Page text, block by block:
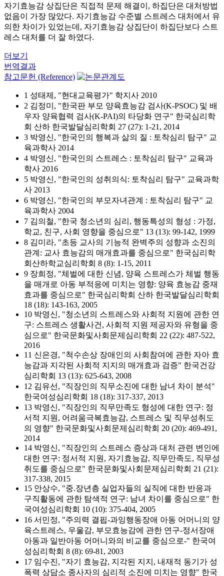
자기효능감 상집단은 직접적 문제 해결이, 하집단은 대처방법
없음이 가장 많았다. 자기효능감 수준별 스트레스 대처에서 유
의한 차이가 있었는데, 자기효능감 상집단이 하집단보다 스트
레스 대처를 더 잘 하였다.
더보기
번역결과
참고문헌 (Reference)
1 성태제, "현대교육평가" 학지사 2010
2 김정미, "한국판 부모 양육효능감 검사(K-PSOC) 및 배
우자 양육협력 검사(K-PAI)의 타당화 연구" 한국심리학
회 산하 한국발달심리학회 27 (27): 1-21, 2014
3 박영신, "한국인의 행복과 삶의 질 : 토착심리 탐구" 교
육과학사 2014
4 박영신, "한국인의 스트레스 : 토착심리 탐구" 교육과
학사 2016
5 박영신, "한국인의 성취의식: 토착심리 탐구" 교육과학
사 2013
6 박영신, "한국인의 부모자녀관계 : 토착심리 탐구" 교
육과학사 2004
7 김의철, "한국 청소년의 심리, 행동특성의 형성 : 가정,
학교, 친구, 사회 영향을 중심으로" 13 (13): 99-142, 1999
8 김미라, "초등 교사의 기능적 완벽주의 성향과 소진의
관계: 교사 효능감의 매개효과를 중심으로" 한국심리학
회산하학교심리학회 8 (8): 1-15, 2011
9 장희정, "체벌에 대한 신념, 양육 스트레스가 체벌 행동
을 매개로 아동 부적응에 미치는 영향: 양육 효능감 중재
효과를 중심으로" 한국심리학회 산하 한국발달심리학회
18 (18): 143-163, 2005
10 박영신, "청소년의 스트레스와 사회적 지원에 관한 연
구: 스트레스 생활사건, 사회적 지원 제공자와 유형을 중
심으로" 한국문화및사회문제심리학회 22 (22): 487-522,
2016
11 신은경, "척수손상 장애인의 사회참여에 관한 자아 효
능감과 지각된 사회적 지지의 매개효과 검증" 한국건강
심리학회 13 (13): 625-643, 2008
12 김유선, "직장인의 직무소진에 대한 남녀 차이 분석"
한국여성심리학회 18 (18): 317-337, 2013
13 박영신, "직장인의 직무만족도 형성에 대한 연구: 정
서적 지원, 어려움극복효능감, 스트레스 및 직무성취도
의 영향" 한국문화및사회문제심리학회 20 (20): 469-491,
2014
14 박영신, "직장인의 스트레스 증상과 대처 관련 변인에
대한 연구: 정서적 지원, 자기효능감, 직무만족도, 직무성
취도를 중심으로" 한국문화및사회문제심리학회 21 (21):
317-338, 2015
15 안상수, "중.장년층 실업자들의 실직에 대한 반응과
구직활동에 관한 탐색적 연구: 남녀 차이를 중심으로" 한
국여성심리학회 10 (10): 375-404, 2005
16 서민정, "주의력 결핍-과잉행동장애 아동 어머니의 양
육스트레스, 우울감, 부모효능감에 관한 연구-정서장애
아동과 일반아동 어머니와의 비교를 중심으로-" 한국여
성심리학회 8 (8): 69-81, 2003
17 임수진, "자기 효능감, 지각된 지지, 내재적 동기가 성
폭력 상담소 종사자의 심리적 소진에 미치는 영향" 한국